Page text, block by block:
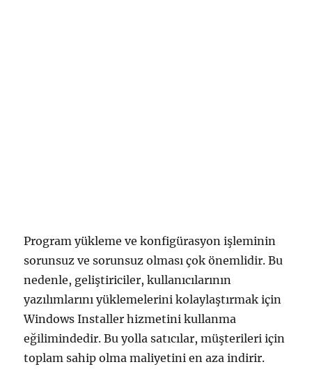
Program yükleme ve konfigürasyon işleminin
sorunsuz ve sorunsuz olması çok önemlidir. Bu
nedenle, geliştiriciler, kullanıcılarının
yazılımlarını yüklemelerini kolaylaştırmak için
Windows Installer hizmetini kullanma
eğilimindedir. Bu yolla satıcılar, müşterileri için
toplam sahip olma maliyetini en aza indirir.